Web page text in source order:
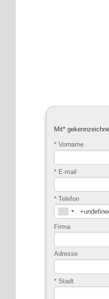
Mit*
* Vorname
* E-mail
* Telefon
Firma
Adresse
* Stadt